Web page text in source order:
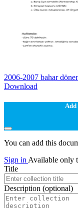
2006-2007 bahar
Download
Add
You can add this
Sign in Available only
Title
Description (optional)